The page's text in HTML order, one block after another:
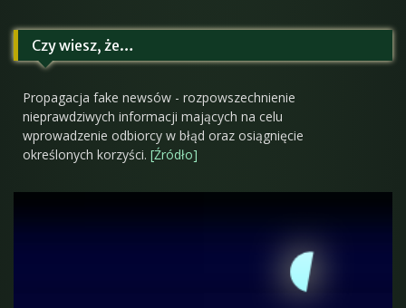
Czy wiesz, że…
Propagacja fake newsów - rozpowszechnienie
nieprawdziwych informacji mających na celu
wprowadzenie odbiorcy w błąd oraz osiągnięcie
określonych korzyści. [Źródło]